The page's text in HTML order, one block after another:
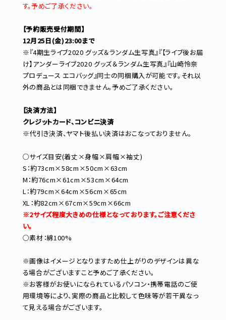
す。予めご了承ください。
【予約販売受付期間】
12月25日(金)23:00まで
※『4期生ライブ2020 グッズ＆ランダム生写真』『【ライブ後お届
け】アンダーライブ2020 グッズ＆ランダム生写真』『山崎怜奈
プロデュース エコバッグ』同士の同梱購入が可能です。それ以
外の商品とは同梱できません。予めご了承ください。
【決済方法】
クレジットカード、コンビニ決済
※代引き決済、ヤマト後払い決済はおこなっておりません。
○サイズ目安(着丈×身幅×肩幅×袖丈)
S：約73cm×58cm×50cm×63cm
M：約76cm×61cm×53cm×64cm
L：約79cm×64cm×56cm×65cm
XL：約82cm×67cm×59cm×66cm
※2サイズ程度大きめの仕様となっております。ご注意くださ
い。
○素材：綿100%
※画像はイメージとなりますため仕上がりのデザインは異な
る場合がございますこと予めご了承ください。
※お客様がお使いになられているパソコン・携帯電話のご使
用環境等により、実際の商品と比較して色味等が若干異なっ
て見える場合がございます。